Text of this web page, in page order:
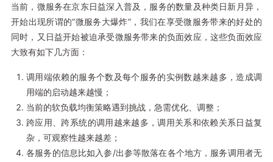
当前，微服务在京东日益深入普及，服务的数量及种类日新月异，
开始出现所谓的“微服务大爆炸”，我们在享受微服务带来的好处的
同时，又日益开始被迫承受微服务带来的负面效应，这些负面效应
大致有如下几方面：
调用端依赖的服务个数及每个服务的实例数越来越多，造成调
用端的启动越来越慢；
当前的软负载均衡策略遇到挑战，急需优化、调整；
跨应用、跨系统的调用越来越多，调用关系和依赖关系日益复
杂，可观察性越来越差；
各服务的信息比如入参/出参等散落在各个地方，服务调用者无